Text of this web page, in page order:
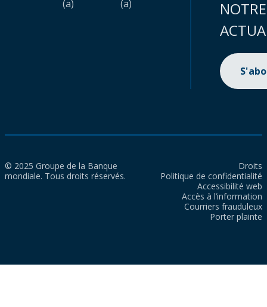
(a)
(a)
NOTRE
© 2025 Groupe de la Banque
mondiale. Tous droits réservés.
Droits
Politique de confidentialité
Accessibilité web
Accès à l’information
Courriers frauduleux
Porter plainte